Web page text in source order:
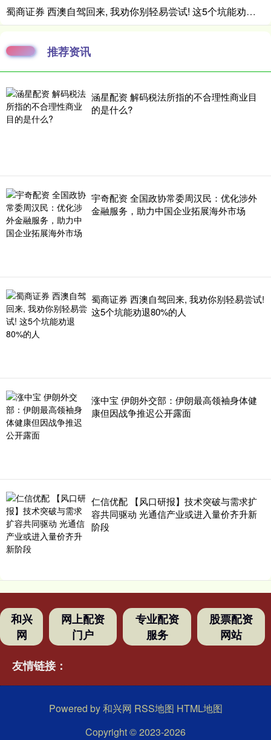
蜀商证券 西澳自驾回来, 我劝你别轻易尝试! 这5个坑能劝退80%的人
推荐资讯
涵星配资 解码税法所指的不合理性商业目
的是什么?
宇奇配资 全国政协常委周汉民：优化涉外
金融服务，助力中国企业拓展海外市场
蜀商证券 西澳自驾回来, 我劝你别轻易尝试!
这5个坑能劝退80%的人
涨中宝 伊朗外交部：伊朗最高领袖身体健
康但因战争推迟公开露面
仁信优配 【风口研报】技术突破与需求扩
容共同驱动 光通信产业或进入量价齐升新
阶段
和兴
网
网上配资
门户
专业配资
服务
股票配资
网站
友情链接：
Powered by和兴网 RSS地图 HTML地图
Copyright© 2023-2026